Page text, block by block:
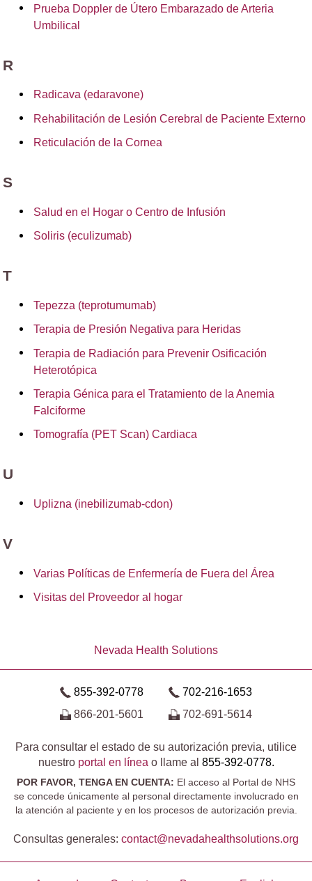
Prueba Doppler de Útero Embarazado de Arteria
Umbilical
R
Radicava (edaravone)
Rehabilitación de Lesión Cerebral de Paciente Externo
Reticulación de la Cornea
S
Salud en el Hogar o Centro de Infusión
Soliris (eculizumab)
T
Tepezza (teprotumumab)
Terapia de Presión Negativa para Heridas
Terapia de Radiación para Prevenir Osificación
Heterotópica
Terapia Génica para el Tratamiento de la Anemia
Falciforme
Tomografía (PET Scan) Cardiaca
U
Uplizna (inebilizumab-cdon)
V
Varias Políticas de Enfermería de Fuera del Área
Visitas del Proveedor al hogar
Nevada Health Solutions
855-392-0778
702-216-1653
866-201-5601
702-691-5614
Para consultar el estado de su autorización previa, utilice
nuestro portal en línea o llame al 855-392-0778.
POR FAVOR, TENGA EN CUENTA: El acceso al Portal de NHS
se concede únicamente al personal directamente involucrado en
la atención al paciente y en los procesos de autorización previa.
Consultas generales: contact@​nevadahealthsolutions.org